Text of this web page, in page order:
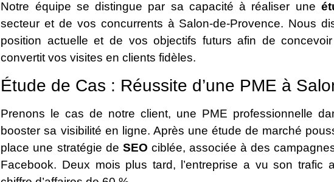
Notre équipe se distingue par sa capacité à réaliser une
secteur et de vos concurrents à Salon-de-Provence. Nous
position actuelle et de vos objectifs futurs afin de
convertit vos visites en clients fidèles.
Étude de Cas : Réussite d’une PME à
Prenons le cas de notre client, une PME professionnelle
booster sa visibilité en ligne. Après une étude de marché
place une stratégie de SEO ciblée, associée à des
Facebook. Deux mois plus tard, l’entreprise a vu son trafic